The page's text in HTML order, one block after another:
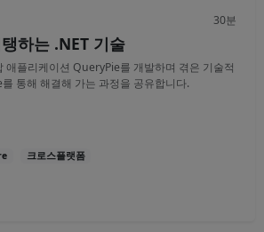
30분
하는 .NET 기술
애플리케이션 QueryPie를 개발하며 겪은 기술적
통해 해결해 가는 과정을 공유합니다.
크로스플랫폼